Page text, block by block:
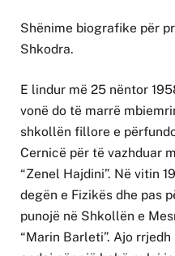
Shënime biografike për
Shkodra.
E lindur më 25 nëntor
vonë do të marrë
shkollën fillore e
Cernicë për të vazhduar
“Zenel Hajdini”. Në vitin
degën e Fizikës dhe pas
punojë në Shkollën e
“Marin Barleti”. Ajo